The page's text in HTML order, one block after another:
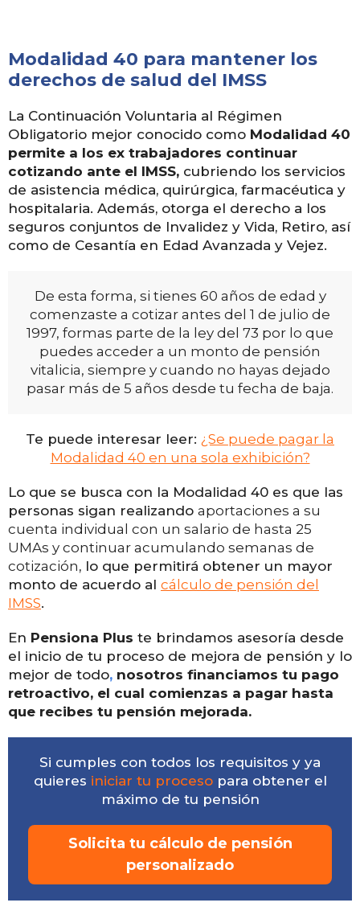
Modalidad 40 para mantener los
derechos de salud del IMSS
La Continuación Voluntaria al Régimen
Obligatorio mejor conocido como Modalidad 40
permite a los ex trabajadores continuar
cotizando ante el IMSS, cubriendo los servicios
de asistencia médica, quirúrgica, farmacéutica y
hospitalaria. Además, otorga el derecho a los
seguros conjuntos de Invalidez y Vida, Retiro, así
como de Cesantía en Edad Avanzada y Vejez.
De esta forma, si tienes 60 años de edad y
comenzaste a cotizar antes del 1 de julio de
1997, formas parte de la ley del 73 por lo que
puedes acceder a un monto de pensión
vitalicia, siempre y cuando no hayas dejado
pasar más de 5 años desde tu fecha de baja.
Te puede interesar leer: ¿Se puede pagar la
Modalidad 40 en una sola exhibición?
Lo que se busca con la Modalidad 40 es que las
personas sigan realizando aportaciones a su
cuenta individual con un salario de hasta 25
UMAs y continuar acumulando semanas de
cotización, lo que permitirá obtener un mayor
monto de acuerdo al cálculo de pensión del
IMSS.
En Pensiona Plus te brindamos asesoría desde
el inicio de tu proceso de mejora de pensión y lo
mejor de todo, nosotros financiamos tu pago
retroactivo, el cual comienzas a pagar hasta
que recibes tu pensión mejorada.
Si cumples con todos los requisitos y ya
quieres iniciar tu procesopara obtener el
máximo de tu pensión
Solicita tu cálculo de pensión
personalizado